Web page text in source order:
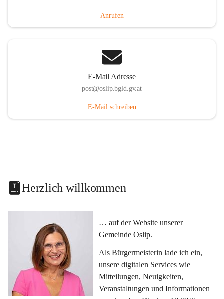
Anrufen
E-Mail Adresse
post@oslip.bgld.gv.at
E-Mail schreiben
Herzlich willkommen
… auf der Website unserer
Gemeinde Oslip.
Als Bürgermeisterin lade ich ein,
unsere digitalen Services wie
Mitteilungen, Neuigkeiten,
Veranstaltungen und Informationen